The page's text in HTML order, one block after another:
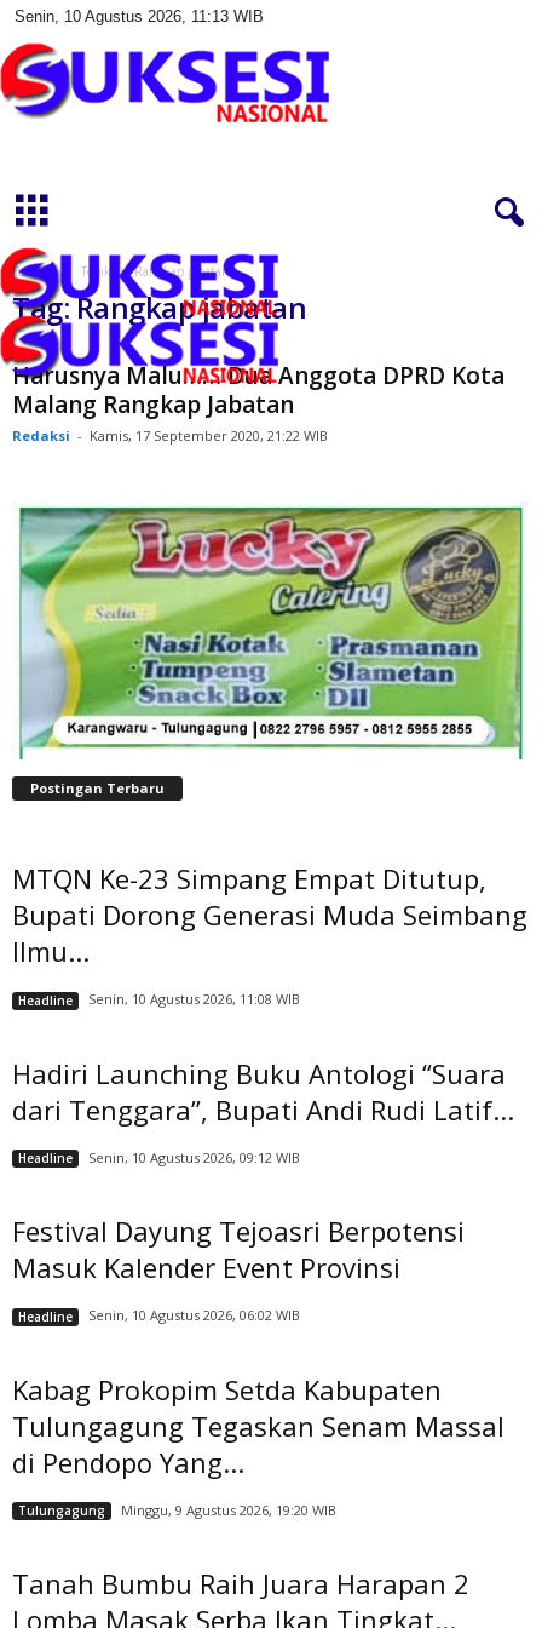
Senin, 10 Agustus 2026, 11:13 WIB
s
i
a
s
Beranda Topik Rangkap jabatan
Tag: Rangkap jabatan
Harusnya Malu…… Dua Anggota DPRD Kota
Malang Rangkap Jabatan
Redaksi - Kamis, 17 September 2020, 21:22 WIB
Postingan Terbaru
MTQN Ke-23 Simpang Empat Ditutup,
Bupati Dorong Generasi Muda Seimbang
Ilmu...
Headline Senin, 10 Agustus 2026, 11:08 WIB
Hadiri Launching Buku Antologi “Suara
dari Tenggara”, Bupati Andi Rudi Latif...
Headline Senin, 10 Agustus 2026, 09:12 WIB
Festival Dayung Tejoasri Berpotensi
Masuk Kalender Event Provinsi
Headline Senin, 10 Agustus 2026, 06:02 WIB
Kabag Prokopim Setda Kabupaten
Tulungagung Tegaskan Senam Massal
di Pendopo Yang...
Tulungagung Minggu, 9 Agustus 2026, 19:20 WIB
Tanah Bumbu Raih Juara Harapan 2
Lomba Masak Serba Ikan Tingkat...